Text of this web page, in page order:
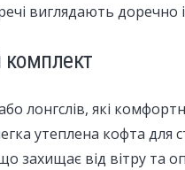
виглядають доречно
комплект
лонгслів, які
утеплена кофта для
захищає від вітру та